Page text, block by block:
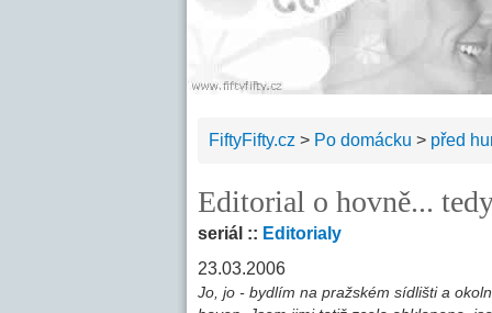
FiftyFifty.cz > Po domácku > před
Editorial o hovně...
seriál :: Editorialy
23.03.2006
Jo, jo - bydlím na pražském sídlišti a